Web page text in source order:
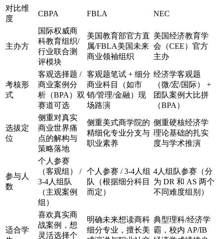
对比维
度
CBPA FBLA NEC
主办方
国际权威商
科教育组织/
行业联合测
评模块
美国教育部官方直
属/FBLA美国未来
商业领袖组织
美国经济教育学
会（CEE）官方
主办
考核形
式
客观选择题 /
商业案例分
析（BPA）双
赛道可选
客观题笔试 + 细分
商业科目（如市
销/管理/金融）现
场路演
经济学客观题
（微/宏/国际） +
团队案例大比拼
（BPA）
选拔定
位
侧重对真实
商业世界痛
点的解构与
策略落地
侧重美式商学院的
精细化专业分支与
职业素养
侧重硬核经济学
理论基础的扎实
度与学术推演
参与人
数
个人参赛
（客观组） /
3-4人组队
（主观案例
组）
个人参赛 / 3-4人组
队（根据细分科目
而定）
4人组队参赛（分
为 DR 和 AS 两个
不同难度组别）
适合学
喜欢真实商
战案例，想
灵活选择个
明确未来想读商科
细分专业，擅长美
典型理科/经济学
霸，校内 AP/IB